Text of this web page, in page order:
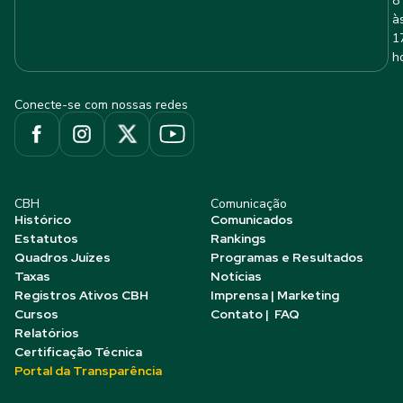
Conecte-se com nossas redes
CBH
Histórico
Estatutos
Quadros Juízes
Taxas
Registros Ativos CBH
Cursos
Relatórios
Certificação Técnica
Portal da Transparência
Comunicação
Comunicados
Rankings
Programas e Resultados
Notícias
Imprensa | Marketing
Contato | FAQ